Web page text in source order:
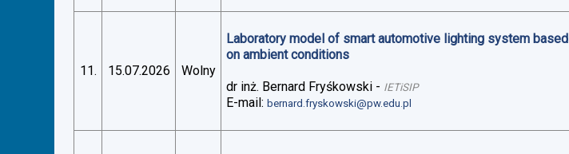
11. 15.07.2026 Wolny
Laboratory model of smart automotive lighting system based
on ambient conditions
dr inż. Bernard Fryśkowski - IETiSIP
E-mail:bernard.fryskowski@pw.edu.pl